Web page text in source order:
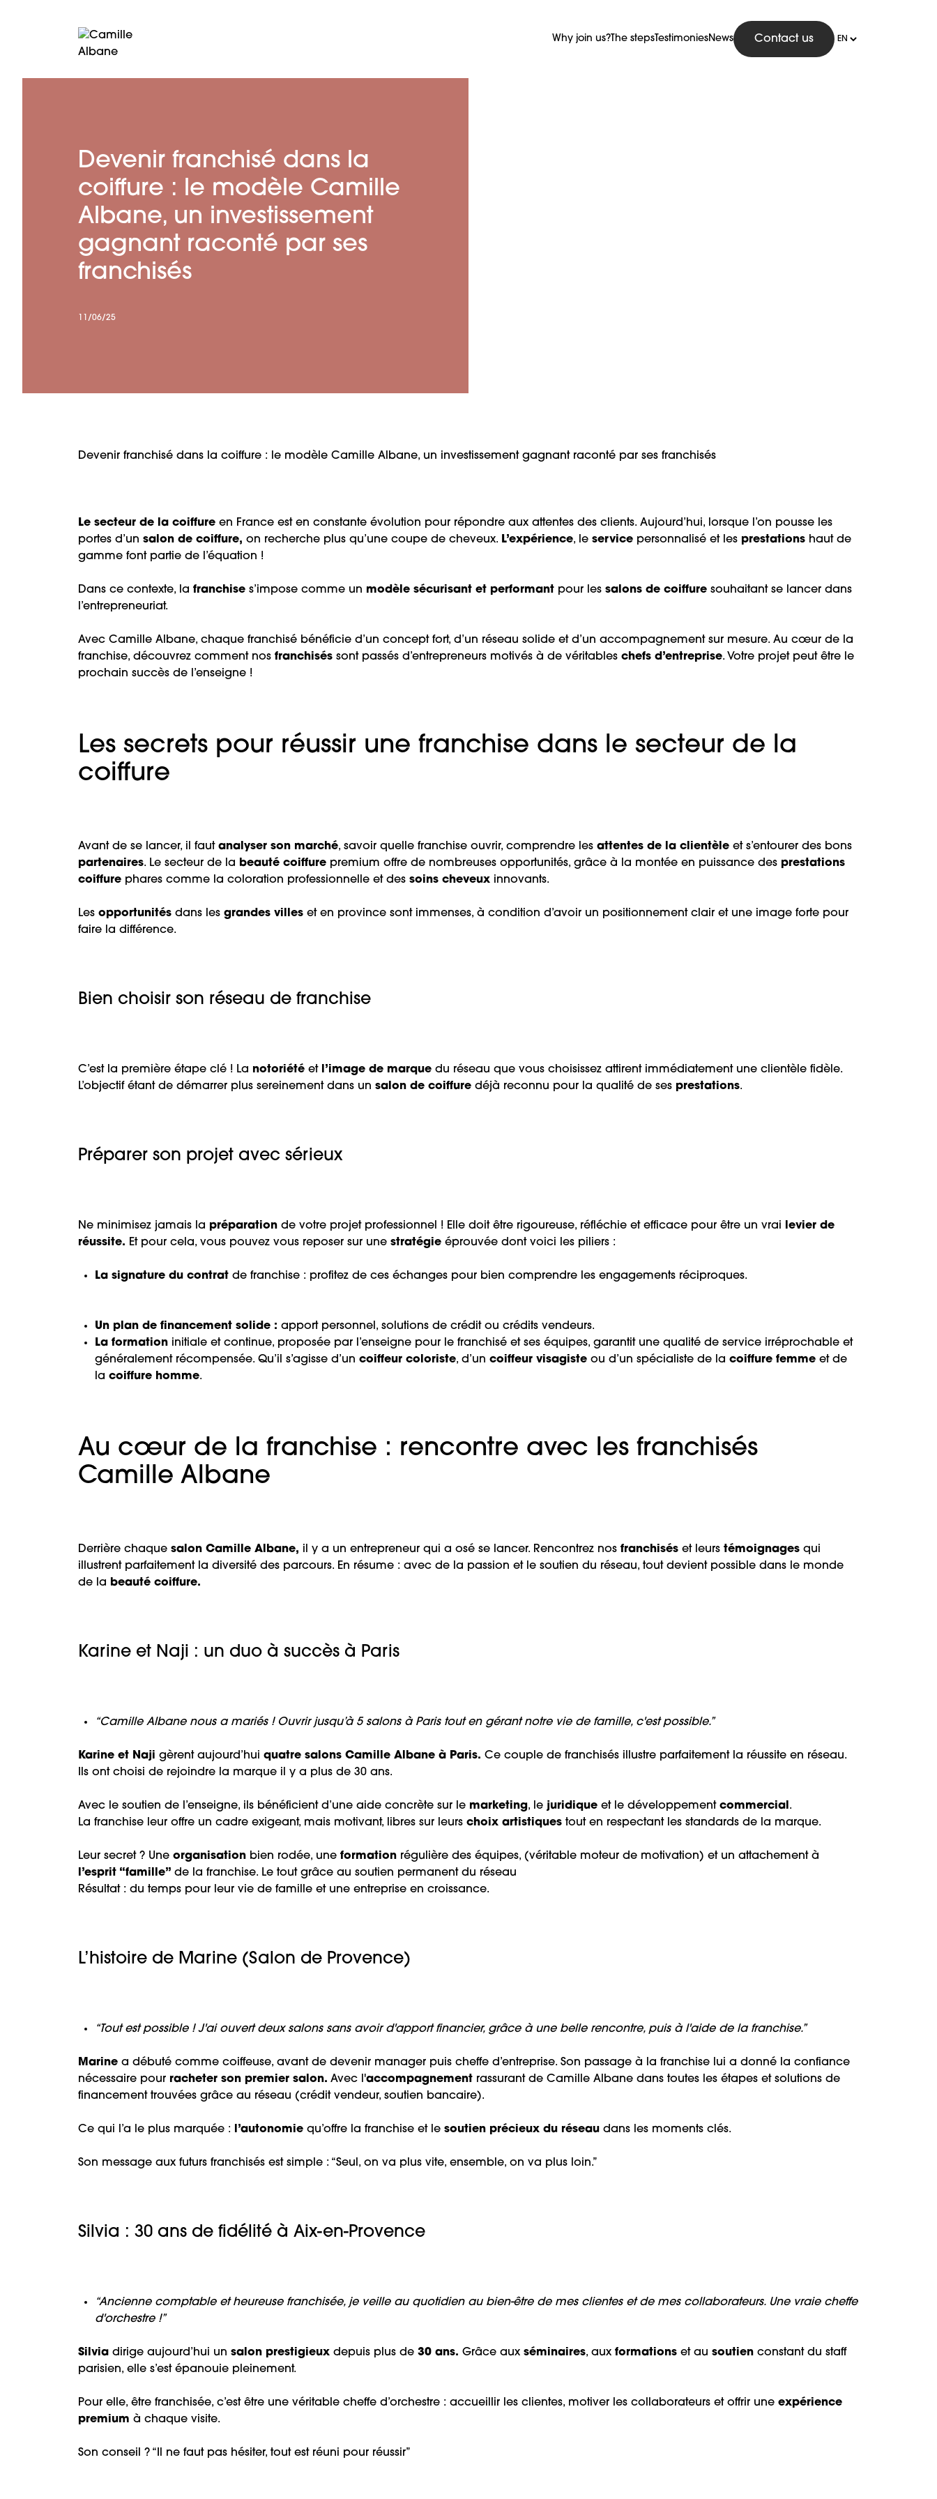
Why join us?The stepsTestimoniesNews Contact us
Devenir franchisé dans la
coiffure : le modèle Camille
Albane, un investissement
gagnant raconté par ses
franchisés
11/06/25
Devenir franchisé dans la coiffure : le modèle Camille Albane, un investissement gagnant raconté par ses franchisés
Le secteur de la coiffure en France est en constante évolution pour répondre aux attentes des clients. Aujourd’hui, lorsque l’on pousse les
portes d’un salon de coiffure, on recherche plus qu’une coupe de cheveux. L’expérience, le service personnalisé et les prestations haut de
gamme font partie de l’équation !
Dans ce contexte, la franchise s’impose comme un modèle sécurisant et performant pour les salons de coiffure souhaitant se lancer dans
l’entrepreneuriat.
Avec Camille Albane, chaque franchisé bénéficie d’un concept fort, d’un réseau solide et d’un accompagnement sur mesure. Au cœur de la
franchise, découvrez comment nos franchisés sont passés d’entrepreneurs motivés à de véritables chefs d’entreprise. Votre projet peut être le
prochain succès de l’enseigne !
Les secrets pour réussir une franchise dans le secteur de la
coiffure
Avant de se lancer, il faut analyser son marché, savoir quelle franchise ouvrir, comprendre les attentes de la clientèle et s’entourer des bons
partenaires. Le secteur de la beauté coiffure premium offre de nombreuses opportunités, grâce à la montée en puissance des prestations
coiffure phares comme la coloration professionnelle et des soins cheveux innovants.
Les opportunités dans les grandes villes et en province sont immenses, à condition d’avoir un positionnement clair et une image forte pour
faire la différence.
Bien choisir son réseau de franchise
C’est la première étape clé ! La notoriété et l’image de marque du réseau que vous choisissez attirent immédiatement une clientèle fidèle.
L’objectif étant de démarrer plus sereinement dans un salon de coiffure déjà reconnu pour la qualité de ses prestations.
Préparer son projet avec sérieux
Ne minimisez jamais la préparation de votre projet professionnel ! Elle doit être rigoureuse, réfléchie et efficace pour être un vrai levier de
réussite. Et pour cela, vous pouvez vous reposer sur une stratégie éprouvée dont voici les piliers :
La signature du contrat de franchise : profitez de ces échanges pour bien comprendre les engagements réciproques.
Un plan de financement solide : apport personnel, solutions de crédit ou crédits vendeurs.
La formation initiale et continue, proposée par l’enseigne pour le franchisé et ses équipes, garantit une qualité de service irréprochable et
généralement récompensée. Qu’il s’agisse d’un coiffeur coloriste, d’un coiffeur visagiste ou d’un spécialiste de la coiffure femme et de
la coiffure homme.
Au cœur de la franchise : rencontre avec les franchisés
Camille Albane
Derrière chaque salon Camille Albane, il y a un entrepreneur qui a osé se lancer. Rencontrez nos franchisés et leurs témoignages qui
illustrent parfaitement la diversité des parcours. En résume : avec de la passion et le soutien du réseau, tout devient possible dans le monde
de la beauté coiffure.
Karine et Naji : un duo à succès à Paris
“Camille Albane nous a mariés ! Ouvrir jusqu’à 5 salons à Paris tout en gérant notre vie de famille, c'est possible.”
Karine et Naji gèrent aujourd’hui quatre salons Camille Albane à Paris. Ce couple de franchisés illustre parfaitement la réussite en réseau.
Ils ont choisi de rejoindre la marque il y a plus de 30 ans.
Avec le soutien de l’enseigne, ils bénéficient d’une aide concrète sur le marketing, le juridique et le développement commercial .
La franchise leur offre un cadre exigeant, mais motivant, libres sur leurs choix artistiques tout en respectant les standards de la marque.
Leur secret ? Une organisation bien rodée, une formation régulière des équipes, (véritable moteur de motivation) et un attachement à
l’esprit “famille” de la franchise. Le tout grâce au soutien permanent du réseau
Résultat : du temps pour leur vie de famille et une entreprise en croissance.
L’histoire de Marine (Salon de Provence)
“Tout est possible ! J'ai ouvert deux salons sans avoir d'apport financier, grâce à une belle rencontre, puis à l'aide de la franchise.”
Marine a débuté comme coiffeuse, avant de devenir manager puis cheffe d’entreprise. Son passage à la franchise lui a donné la confiance
nécessaire pour racheter son premier salon. Avec l'accompagnement rassurant de Camille Albane dans toutes les étapes et solutions de
financement trouvées grâce au réseau (crédit vendeur, soutien bancaire).
Ce qui l’a le plus marquée : l’autonomie qu’offre la franchise et le soutien précieux du réseau dans les moments clés.
Son message aux futurs franchisés est simple : “Seul, on va plus vite, ensemble, on va plus loin.”
Silvia : 30 ans de fidélité à Aix-en-Provence
“Ancienne comptable et heureuse franchisée, je veille au quotidien au bien-être de mes clientes et de mes collaborateurs. Une vraie cheffe
d'orchestre !”
Silvia dirige aujourd’hui un salon prestigieux depuis plus de 30 ans. Grâce aux séminaires, aux formations et au soutien constant du staff
parisien, elle s’est épanouie pleinement.
Pour elle, être franchisée, c’est être une véritable cheffe d’orchestre : accueillir les clientes, motiver les collaborateurs et offrir une expérience
premium à chaque visite.
Son conseil ? “Il ne faut pas hésiter, tout est réuni pour réussir”